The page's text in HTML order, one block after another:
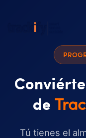
de
Tú tienes el